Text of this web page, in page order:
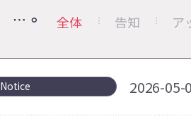
全体 告知 ア
Notice 2026-05-